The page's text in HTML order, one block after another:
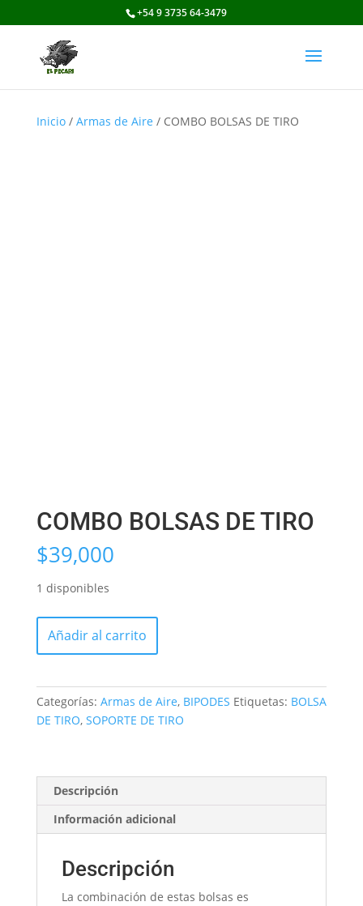
+54 9 3735 64-3479
Inicio/ Armas de Aire / COMBO BOLSAS DE TIRO
COMBO BOLSAS DE TIRO
$39,000
1 disponibles
BOLSAS
cantidad
Añadir al carrito
Categorías: Armas de Aire, BIPODES Etiquetas: BOLSA
DE TIRO, SOPORTE DE TIRO
Descripción
Información adicional
Descripción
La combinación de estas bolsas es